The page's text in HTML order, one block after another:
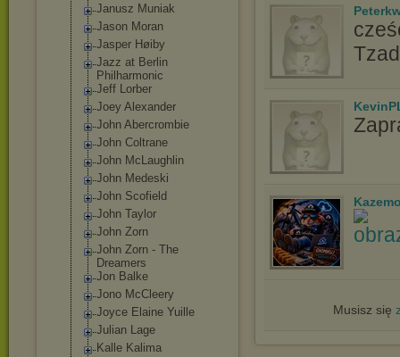
Janusz Muniak
Jason Moran
Jasper Høiby
Jazz at Berlin
Philharmonic
Jeff Lorber
Joey Alexander
John Abercrombie
John Coltrane
John McLaughlin
John Medeski
John Scofield
John Taylor
John Zorn
John Zorn - The
Dreamers
Jon Balke
Jono McCleery
Joyce Elaine Yuille
Julian Lage
Kalle Kalima
Musisz się